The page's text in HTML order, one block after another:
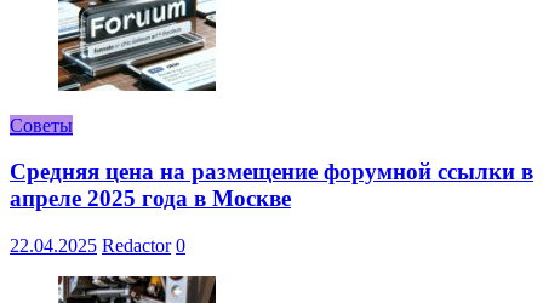
Советы
Средняя цена на размещение форумной ссылки в
апреле 2025 года в Москве
22.04.2025 Redactor 0